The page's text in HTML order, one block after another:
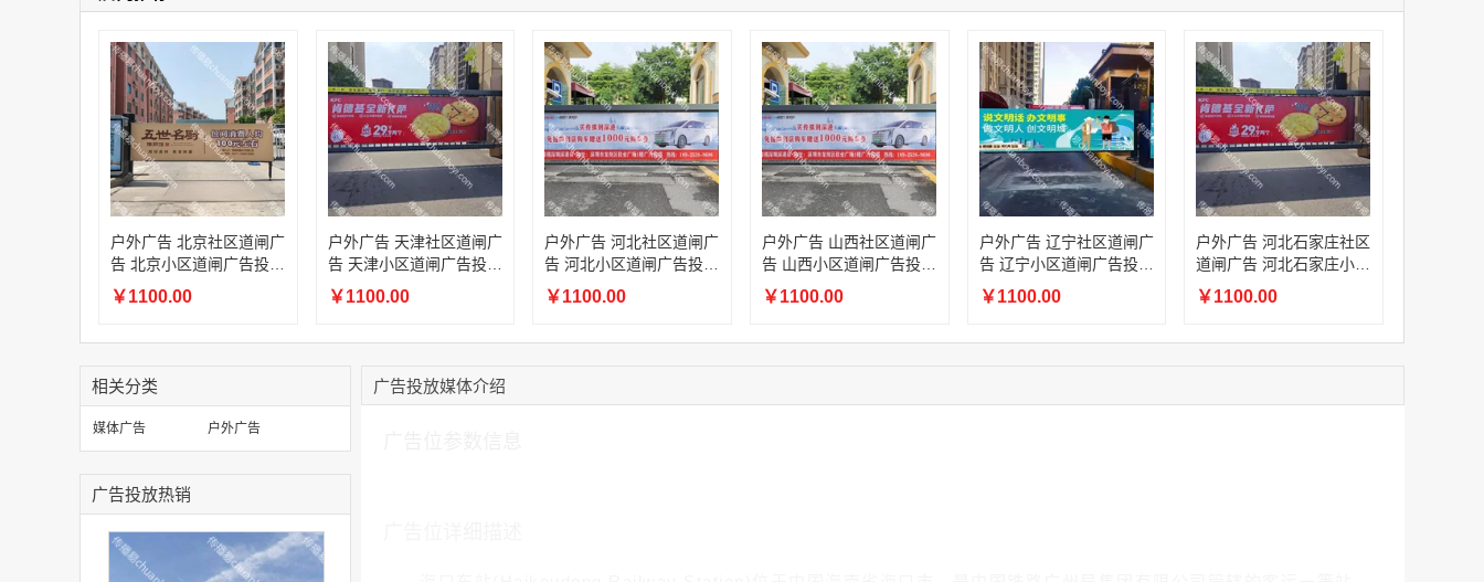
15:18:49 173****0620 联系了该媒体所在商家
03:20:56 156****3374 联系了该媒体所在商家
15:42:33 158****0746 联系了该媒体所在商家
13:59:39 189****2617
联系了该媒体所在商家
12:40:20 177****7961 联系了该媒体所在商家
￥27600.00
香港双层巴士车身广告（含车顶）
￥77000.00
户外广告 北京社区道闸广
告 北京小区道闸广告投放
价格
￥1100.00
户外广告 天津社区道闸广
告 天津小区道闸广告投放
价格
￥1100.00
户外广告 河北社区道闸广
告 河北小区道闸广告投放
价格
￥1100.00
户外广告 山西社区道闸广
告 山西小区道闸广告投放
价格
￥1100.00
户外广告 辽宁社区道闸广
告 辽宁小区道闸广告投放
价格
￥1100.00
户外广告 河北石家庄社区
道闸广告 河北石家庄小区
道闸广告投放价格
￥1100.00
相关分类
媒体广告 户外广告
广告投放热销
广告投放媒体介绍